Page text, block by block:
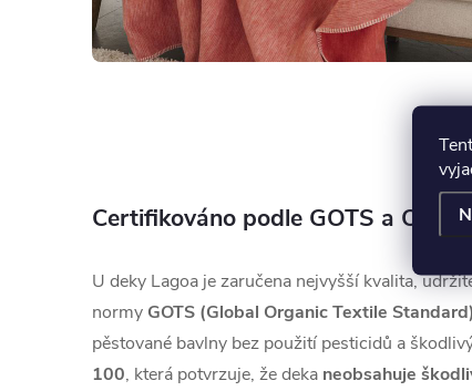
Certifikováno podle GOTS a
U deky Lagoa je zaručena nejvyšší kvalita,
normy GOTS (Global Organic Textile Standard)
pěstované bavlny bez použití pesticidů a
100, která potvrzuje, že deka neobsahuje